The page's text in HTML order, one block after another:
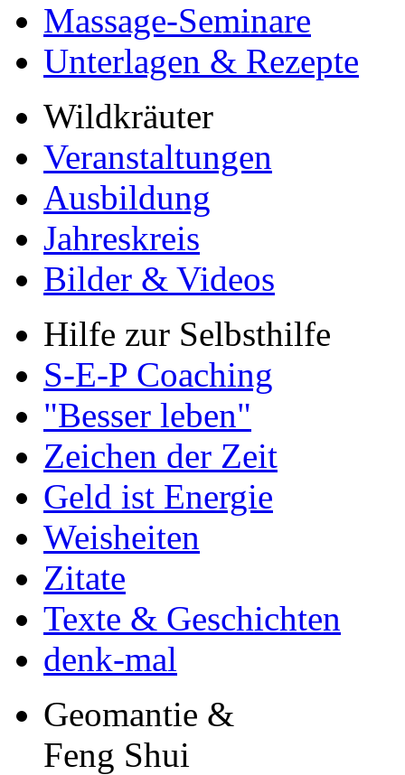
Massage-Seminare
Unterlagen & Rezepte
Wildkräuter
Veranstaltungen
Ausbildung
Jahreskreis
Bilder & Videos
Hilfe zur Selbsthilfe
S-E-P Coaching
"Besser leben"
Zeichen der Zeit
Geld ist Energie
Weisheiten
Zitate
Texte & Geschichten
denk-mal
Geomantie &
Feng Shui